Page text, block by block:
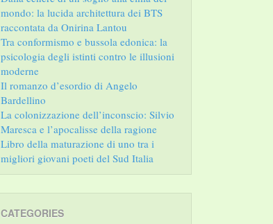
mondo: la lucida architettura dei BTS
raccontata da Onirina Lantou
Tra conformismo e bussola edonica: la
psicologia degli istinti contro le illusioni
moderne
Il romanzo d’esordio di Angelo
Bardellino
La colonizzazione dell’inconscio: Silvio
Maresca e l’apocalisse della ragione
Libro della maturazione di uno tra i
migliori giovani poeti del Sud Italia
CATEGORIES